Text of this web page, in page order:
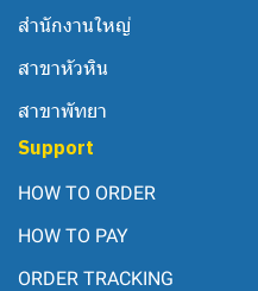
สำนักงานใหญ่
สาขาหัวหิน
สาขาพัทยา
Support
HOW TO ORDER
HOW TO PAY
ORDER TRACKING